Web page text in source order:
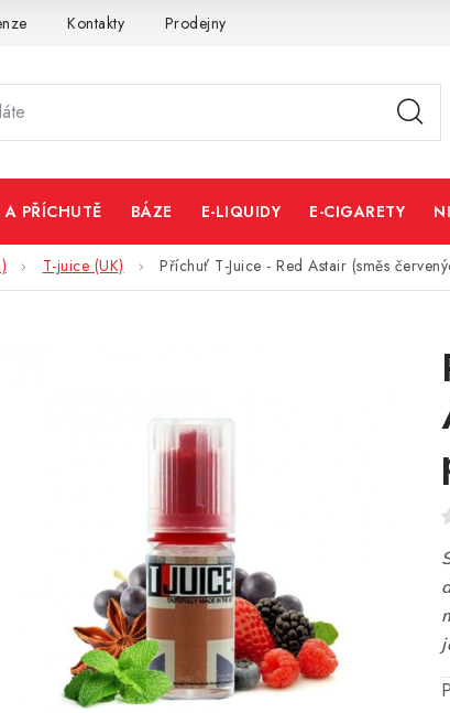
Kontakty Prodejny
PŘÍCHUTĚ BÁZE E-LIQUIDY E-CIGARETY
T-juice (UK) Příchuť T-Juice - Red Astair (směs